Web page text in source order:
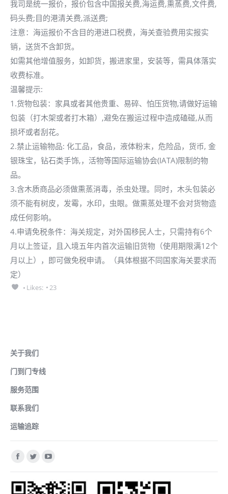
我司是统一报价，报价包含中国报关费,海运费,熏蒸费,文件费,
码头费;目的港清关费,派送费;
注意：海运报价不含目的港进口税费，海关查验费用实报实
销，送货不含卸货。
如需其他增值服务，如卸货，搬进家里，安装等，需具体落实
收费标准。
温馨提示:
1.货物包装：家具或者其他贵重、易碎、怕压货物,请做好运输
包装（打木架或者打木箱）,避免在搬运过程中造成磕碰,从而
损坏或者刮花。
2.禁止运输物品: 化工品，食品，液体粉末，危险品，货币, 金
银珠宝，钻石类手饰,，活物等国际运输协会(IATA)限制的物
品。
3.含木质商品必须做熏蒸消毒，杀虫处理。同时，木头包装必
须不能有树皮，发霉，水印，虫眼。做熏蒸处理不会对货物造
成任何影响。
4.申请免税条件：海关规定，对外国移民人士，只需持有6个
月以上签证，且入境五年内首次运输旧货物（使用期限满12个
月以上），即可做免税申请。（具体根据不同国家海关要求而
定）
Likes: 23
关于我们
门到门专线
服务范围
联系我们
运输追踪
找到我们：
Facebook
page
opens
Twitter
page
opens
YouTube
page
opens